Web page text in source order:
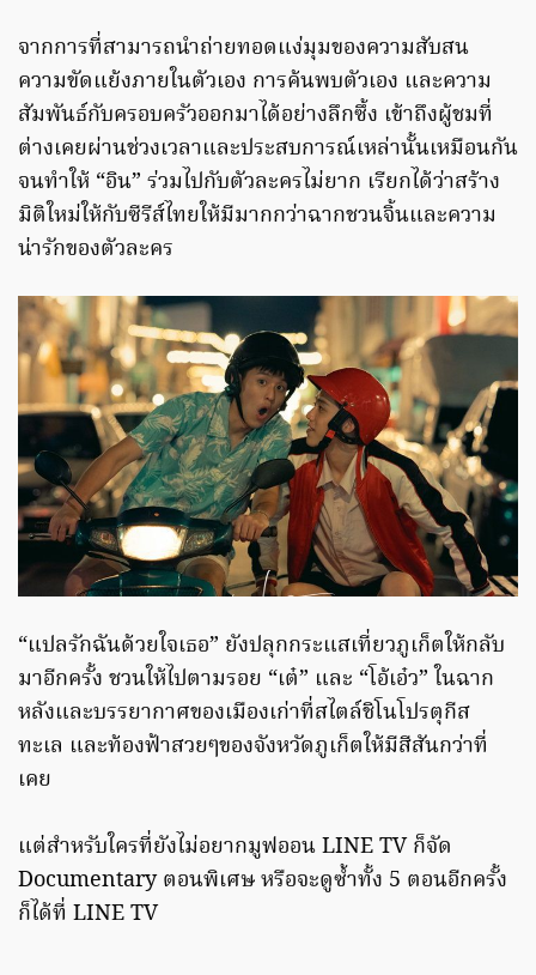
จากการที่สามารถนำถ่ายทอดแง่มุมของความสับสน
ความขัดแย้งภายในตัวเอง การค้นพบตัวเอง และความ
สัมพันธ์กับครอบครัวออกมาได้อย่างลึกซึ้ง เข้าถึงผู้ชมที่
ต่างเคยผ่านช่วงเวลาและประสบการณ์เหล่านั้นเหมือนกัน
จนทำให้ “อิน” ร่วมไปกับตัวละครไม่ยาก เรียกได้ว่าสร้าง
มิติใหม่ให้กับซีรีส์ไทยให้มีมากกว่าฉากชวนจิ้นและความ
น่ารักของตัวละคร
“แปลรักฉันด้วยใจเธอ” ยังปลุกกระแสเที่ยวภูเก็ตให้กลับ
มาอีกครั้ง ชวนให้ไปตามรอย “เต๋” และ “โอ้เอ๋ว” ในฉาก
หลังและบรรยากาศของเมืองเก่าที่สไตล์ชิโนโปรตุกีส
ทะเล และท้องฟ้าสวยๆของจังหวัดภูเก็ตให้มีสีสันกว่าที่
เคย
แต่สำหรับใครที่ยังไม่อยากมูฟออน LINE TV ก็จัด
Documentary ตอนพิเศษ หรือจะดูซ้ำทั้ง 5 ตอนอีกครั้ง
ก็ได้ที่ LINE TV